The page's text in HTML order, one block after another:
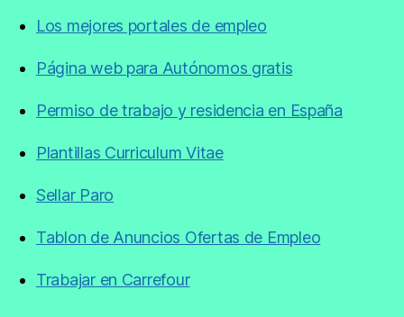
Los mejores portales de empleo
Página web para Autónomos gratis
Permiso de trabajo y residencia en España
Plantillas Curriculum Vitae
Sellar Paro
Tablon de Anuncios Ofertas de Empleo
Trabajar en Carrefour